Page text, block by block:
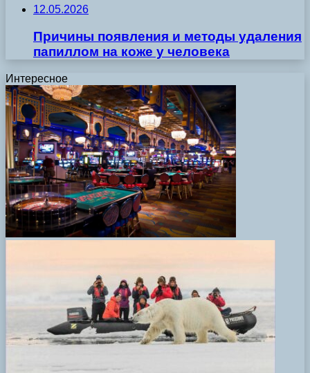
12.05.2026
Причины появления и методы удаления
папиллом на коже у человека
Интересное